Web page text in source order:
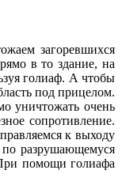
загоревшихся
в то здание, на
голиаф. А чтобы
под прицелом.
уничтожать очень
сопротивление.
к выходу
по разрушающемуся
помощи голиафа